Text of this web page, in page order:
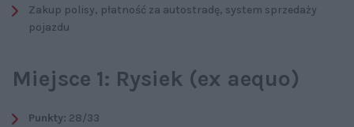
Zakup polisy, płatność za autostradę, system sprzedaży
pojazdu
Miejsce 1: Rysiek (ex aequo)
Punkty: 28/33